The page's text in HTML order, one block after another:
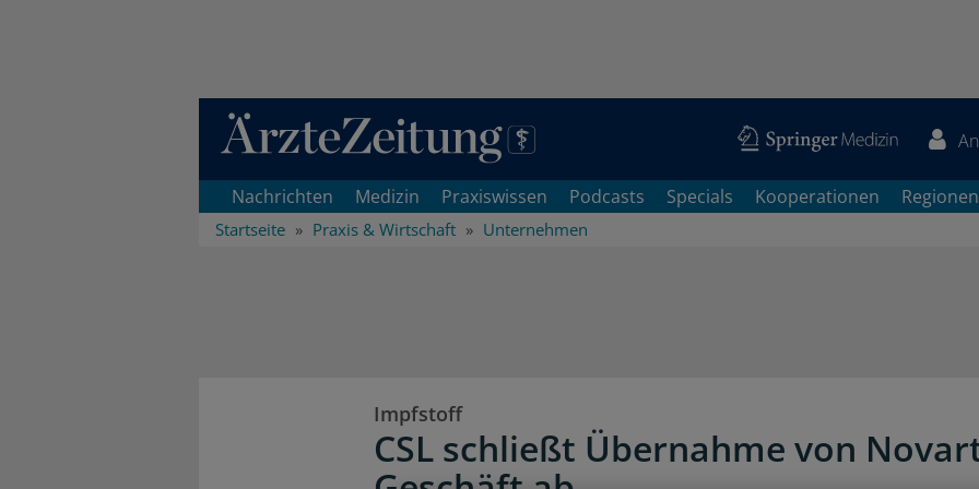
Direkt zum Inhaltsbereich
Nachrichten Medizin Praxiswissen Podcasts Specials Kooperationen Regionen
Startseite Praxis & Wirtschaft Unternehmen
Impfstoff
CSL schließt Übernahme von